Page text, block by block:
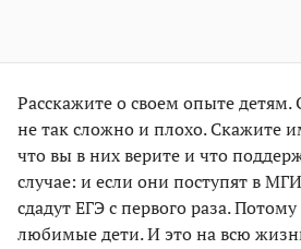
Расскажите о своем опыте детям.
не так сложно и плохо. Скажите
что вы в них верите и что
случае: и если они поступят в
сдадут ЕГЭ с первого раза.
любимые дети. И это на всю